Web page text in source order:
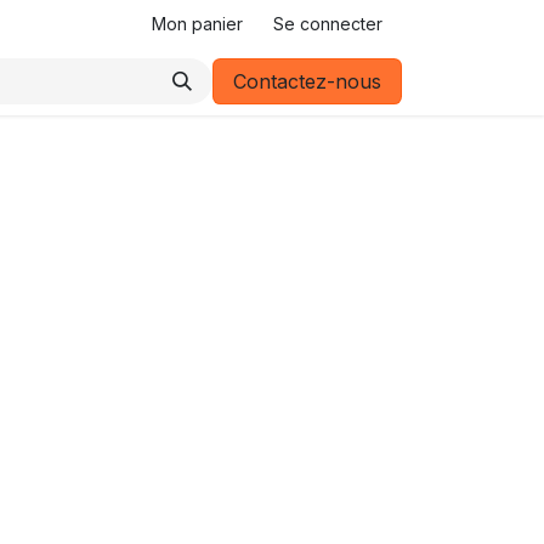
Mon panier Se connecter
Contactez-nous